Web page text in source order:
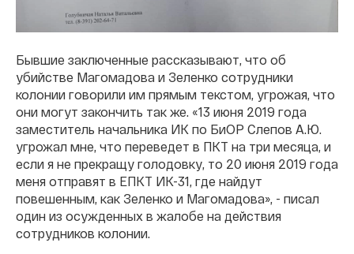
Бывшие заключенные рассказывают, что об
убийстве Магомадова и Зеленко сотрудники
колонии говорили им прямым текстом, угрожая, что
они могут закончить так же. «13 июня 2019 года
заместитель начальника ИК по БиОР Слепов А.Ю.
угрожал мне, что переведет в ПКТ на три месяца, и
если я не прекращу голодовку, то 20 июня 2019 года
меня отправят в ЕПКТ ИК-31, где найдут
повешенным, как Зеленко и Магомадова», - писал
один из осужденных в жалобе на действия
сотрудников колонии.